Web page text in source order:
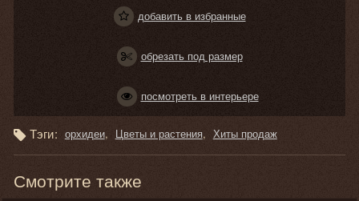
добавить в избранные
обрезать под размер
посмотреть в интерьере
Тэги: орхидеи Цветы и растения Хиты продаж
Смотрите также